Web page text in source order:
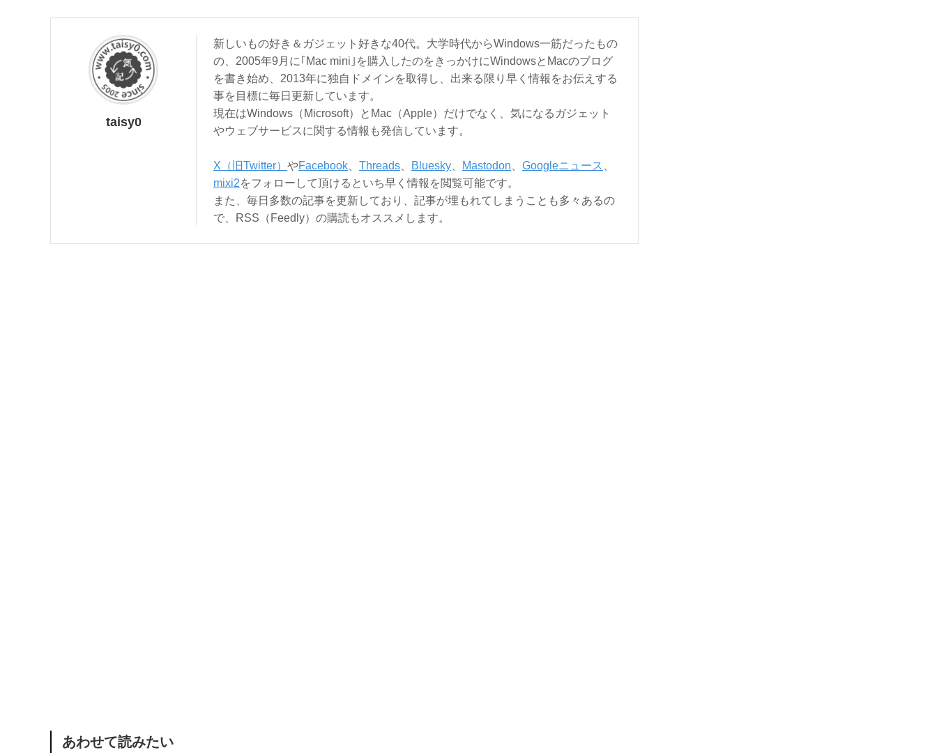
taisy0
新しいもの好き＆ガジェット好きな40代。大学時代からWindows一筋だったもの
の、2005年9月に｢Mac mini｣を購入したのをきっかけにWindowsとMacのブログ
を書き始め、2013年に独自ドメインを取得し、出来る限り早く情報をお伝えする
事を目標に毎日更新しています。
現在はWindows（Microsoft）とMac（Apple）だけでなく、気になるガジェット
やウェブサービスに関する情報も発信しています。
X（旧Twitter） やFacebook Threads Bluesky Mastodon Googleニュース
mixi2をフォローして頂けるといち早く情報を閲覧可能です。
また、毎日多数の記事を更新しており、記事が埋もれてしまうことも多々あるの
で、RSS（Feedly）の購読もオススメします。
あわせて読みたい